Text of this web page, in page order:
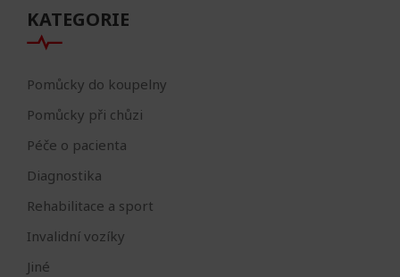
KATEGORIE
Pomůcky do koupelny
Pomůcky při chůzi
Péče o pacienta
Diagnostika
Rehabilitace a sport
Invalidní vozíky
Jiné